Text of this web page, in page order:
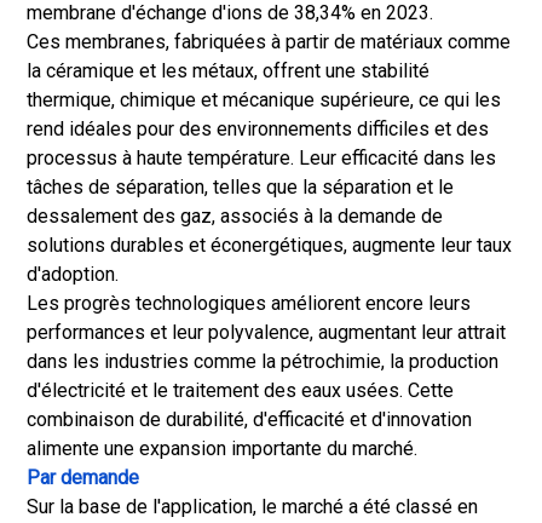
membrane d'échange d'ions de 38,34% en 2023.
Ces membranes, fabriquées à partir de matériaux comme
la céramique et les métaux, offrent une stabilité
thermique, chimique et mécanique supérieure, ce qui les
rend idéales pour des environnements difficiles et des
processus à haute température. Leur efficacité dans les
tâches de séparation, telles que la séparation et le
dessalement des gaz, associés à la demande de
solutions durables et éconergétiques, augmente leur taux
d'adoption.
Les progrès technologiques améliorent encore leurs
performances et leur polyvalence, augmentant leur attrait
dans les industries comme la pétrochimie, la production
d'électricité et le traitement des eaux usées. Cette
combinaison de durabilité, d'efficacité et d'innovation
alimente une expansion importante du marché.
Par demande
Sur la base de l'application, le marché a été classé en